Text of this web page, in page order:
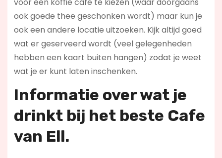
ook goede thee geschonken wordt) maar kun je
ook een andere locatie uitzoeken. Kijk altijd goed
wat er geserveerd wordt (veel gelegenheden
hebben een kaart buiten hangen) zodat je weet
wat je er kunt laten inschenken.
Informatie over wat je
drinkt bij het beste Cafe
van Ell.